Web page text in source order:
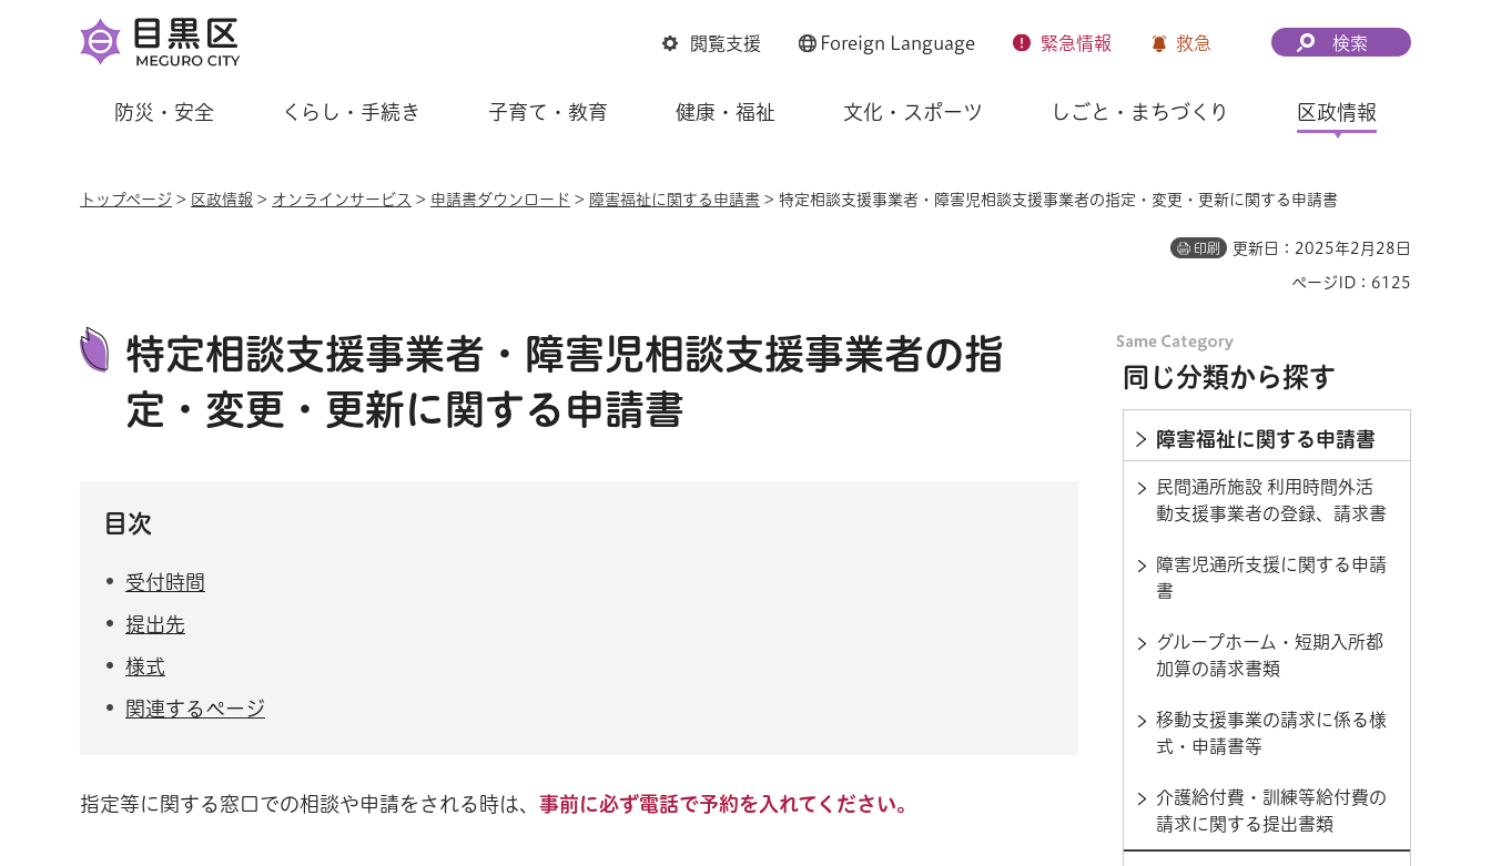
閲覧支援 Foreign Language 緊急情報 救急 検索
防災・安全 くらし・手続き 子育て・教育 健康・福祉 文化・スポーツ しごと・まちづくり 区政情報
トップページ > 区政情報 > オンラインサービス > 申請書ダウンロード > 障害福祉に関する申請書 > 特定相談支援事業者・障害児相談支援事業者の指定・変更・更新に関する申請書
印刷 更新日：2025年2月28日
ページID：6125
特定相談支援事業者・障害児相談支援事業者の指
定・変更・更新に関する申請書
目次
受付時間
提出先
様式
関連するページ
指定等に関する窓口での相談や申請をされる時は、 事前に必ず電話で予約を入れてください。
同じ分類から探す
障害福祉に関する申請書
民間通所施設 利用時間外活
動支援事業者の登録、請求書
障害児通所支援に関する申請
書
グループホーム・短期入所都
加算の請求書類
移動支援事業の請求に係る様
式・申請書等
介護給付費・訓練等給付費の
請求に関する提出書類